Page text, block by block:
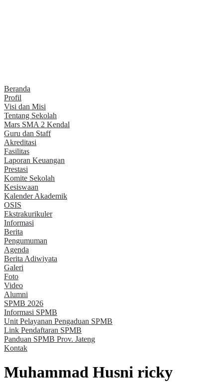
Beranda
Profil
Visi dan Misi
Tentang Sekolah
Mars SMA 2 Kendal
Guru dan Staff
Akreditasi
Fasilitas
Laporan Keuangan
Prestasi
Komite Sekolah
Kesiswaan
Kalender Akademik
OSIS
Ekstrakurikuler
Informasi
Berita
Pengumuman
Agenda
Berita Adiwiyata
Galeri
Foto
Video
Alumni
SPMB 2026
Informasi SPMB
Unit Pelayanan Pengaduan SPMB
Link Pendaftaran SPMB
Panduan SPMB Prov. Jateng
Kontak
Muhammad Husni ricky